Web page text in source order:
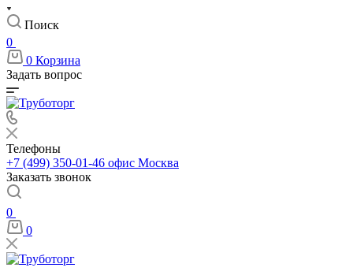
Поиск
0
0 Корзина
Задать вопрос
Телефоны
+7 (499) 350-01-46 офис Москва
Заказать звонок
0
0